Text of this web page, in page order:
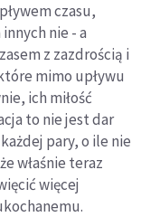
czasu,
nie - a
z zazdrością i
mimo upływu
ich miłość
to nie jest dar
pary, o ile nie
właśnie teraz
więcej